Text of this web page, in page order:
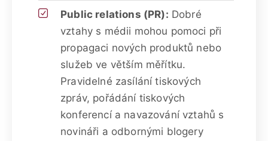
Public relations (PR): Dobré
vztahy s médii mohou pomoci při
propagaci nových produktů nebo
služeb ve větším měřítku.
Pravidelné zasílání tiskových
zpráv, pořádání tiskových
konferencí a navazování vztahů s
novináři a odbornými blogery